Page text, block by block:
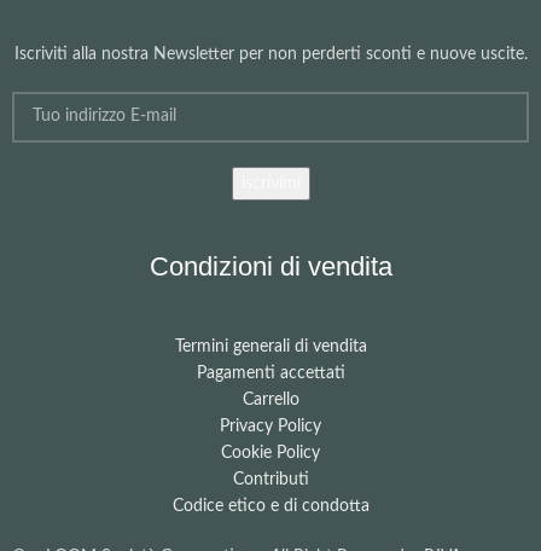
Iscriviti alla nostra Newsletter per non perderti sconti e nuove uscite.
Condizioni di vendita
Termini generali di vendita
Pagamenti accettati
Carrello
Privacy Policy
Cookie Policy
Contributi
Codice etico e di condotta